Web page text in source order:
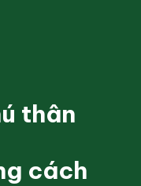
thân
cách